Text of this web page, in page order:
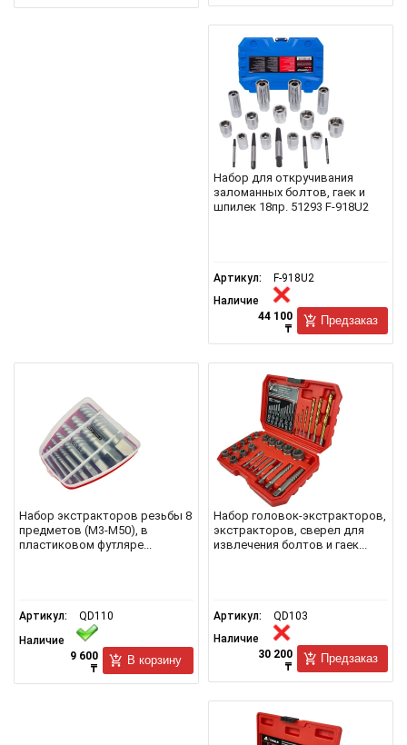
Набор для откручивания
заломанных болтов, гаек и
шпилек 18пр. 51293 F-918U2
Артикул:
F-918U2
Наличие
44 100
₸
Предзаказ
Набор экстракторов резьбы 8
предметов (М3-М50), в
пластиковом футляре...
Артикул:
QD110
Наличие
9 600
₸
В корзину
Набор головок-экстракторов,
экстракторов, сверел для
извлечения болтов и гаек...
Артикул:
QD103
Наличие
30 200
₸
Предзаказ